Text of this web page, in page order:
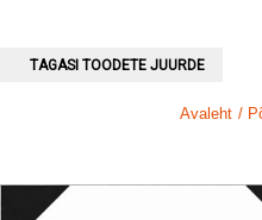
TAGASI TOODETE JUURDE
Avaleht /